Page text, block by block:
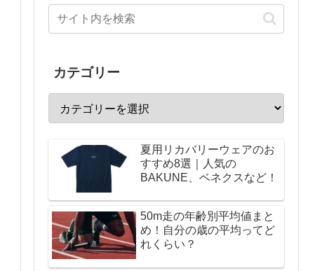
カテゴリー
夏用リカバリーウェアのお
すすめ8選｜人気の
BAKUNE、ベネクスなど！
50m走の年齢別平均値まと
め！自分の歳の平均ってど
れくらい？